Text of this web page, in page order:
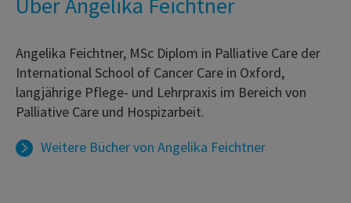
Über Angelika Feichtner
Angelika Feichtner, MSc Diplom in Palliative Care der
International School of Cancer Care in Oxford,
langjährige Pflege- und Lehrpraxis im Bereich von
Palliative Care und Hospizarbeit.
Weitere Bücher von Angelika Feichtner